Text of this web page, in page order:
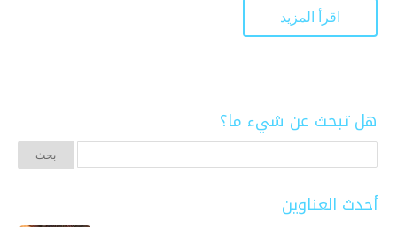
اقرأ المزيد
هل تبحث عن شيء ما؟
أحدث العناوين